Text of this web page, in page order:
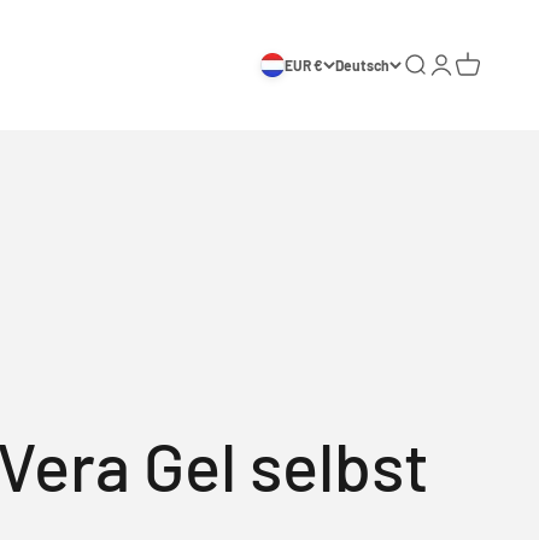
EUR € Deutsch SucheAnmelden
Warenkorb
Gel selbst